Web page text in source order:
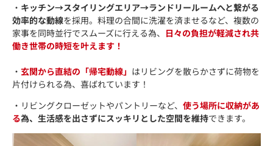
・ キッチン→スタイリングエリア→ランドリールームへと繋がる
効率的な動線を採用。料理の合間に洗濯を済ませるなど、複数の
家事を同時並行でスムーズに行える為、 日々の負担が軽減され共
働き世帯の時短を叶えます！
・ 玄関から直結の「帰宅動線」 はリビングを散らかさずに荷物を
片付けられる為、喜ばれています！
・リビングクローゼットやパントリーなど、 使う場所に収納があ
る為、生活感を出さずにスッキリとした空間を維持できます。